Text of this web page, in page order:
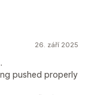
26. září 2025
pushed properly